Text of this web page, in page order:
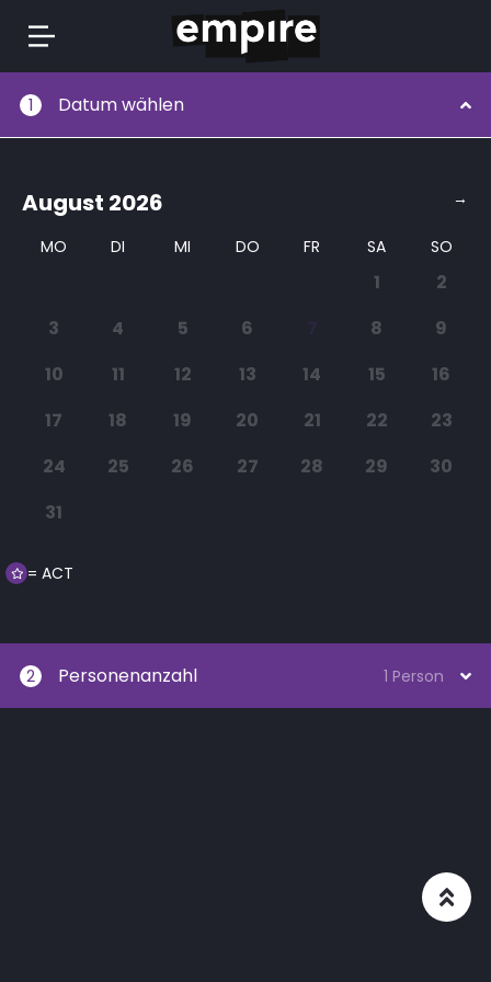
zum1 Datum wählen
→
August 2026
MO DI MI DO FR SA SO
1
2
3
4 5 6 8
9
10
11 12 13 14 15
16
17
18 19 20 21 22
23
24
25 26 27 28 29
30
31
= ACT
2 Personenanzahl 1 Person